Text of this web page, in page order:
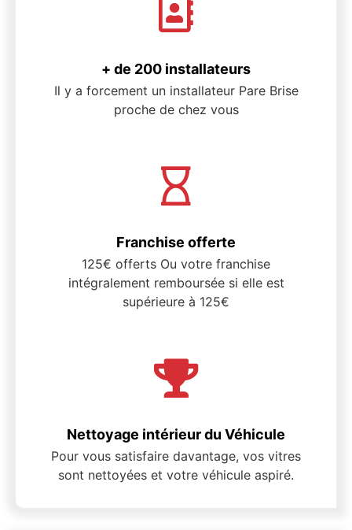
+ de 200 installateurs
Il y a forcement un installateur Pare Brise
proche de chez vous
Franchise offerte
125€ offerts Ou votre franchise
intégralement remboursée si elle est
supérieure à 125€
Nettoyage intérieur du Véhicule
Pour vous satisfaire davantage, vos vitres
sont nettoyées et votre véhicule aspiré.